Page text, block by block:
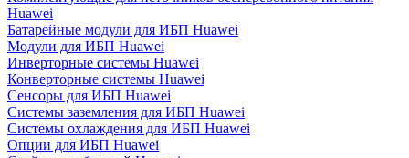
Huawei
Батарейные модули для ИБП Huawei
Модули для ИБП Huawei
Инверторные системы Huawei
Конверторные системы Huawei
Сенсоры для ИБП Huawei
Системы заземления для ИБП Huawei
Системы охлаждения для ИБП Huawei
Опции для ИБП Huawei